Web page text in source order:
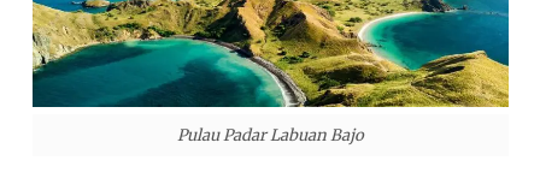
Pulau Padar Labuan Bajo